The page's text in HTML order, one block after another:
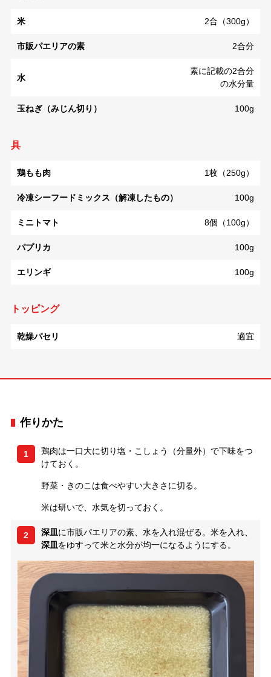
米 2合（300g）
市販パエリアの素 2合分
水
素に記載の2合分
の水分量
玉ねぎ（みじん切り） 100g
具
鶏もも肉 1枚（250g）
冷凍シーフードミックス（解凍したもの） 100g
ミニトマト 8個（100g）
パプリカ 100g
エリンギ 100g
トッピング
乾燥パセリ 適宜
作りかた
1
鶏肉は一口大に切り塩・こしょう（分量外）で下味をつ
けておく。
野菜・きのこは食べやすい大きさに切る。
米は研いで、水気を切っておく。
2 深皿に市販パエリアの素、水を入れ混ぜる。米を入れ、
深皿をゆすって米と水分が均一になるようにする。